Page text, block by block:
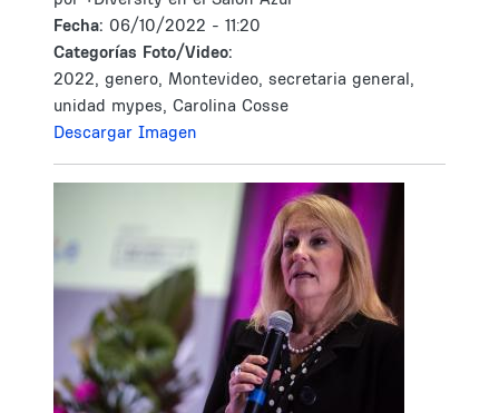
Fecha: 06/10/2022 - 11:20
Categorías Foto/Video:
2022, genero, Montevideo, secretaria general,
unidad mypes, Carolina Cosse
Descargar Imagen